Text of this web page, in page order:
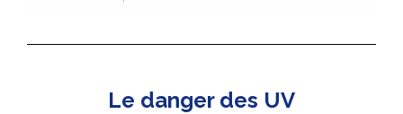
Le danger des UV